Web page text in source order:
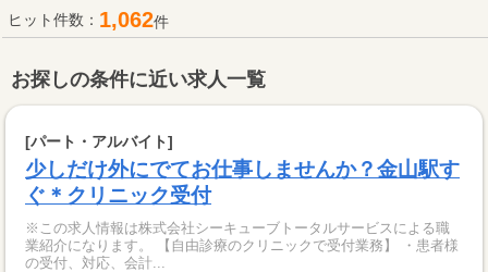
ヒット件数： 1,062件
お探しの条件に近い求人一覧
[パート・アルバイト]
少しだけ外にでてお仕事しませんか？金山駅す
ぐ＊クリニック受付
※この求人情報は株式会社シーキューブトータルサービスによる職
業紹介になります。 【自由診療のクリニックで受付業務】 ・患者様
の受付、対応、会計...